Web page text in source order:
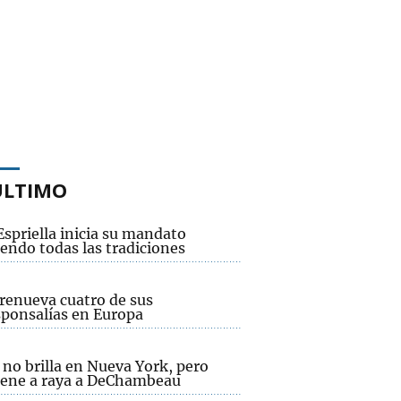
inicia su mandato
todas las tradiciones
cuatro de sus
en Europa
brilla en Nueva York, pero
a raya a DeChambeau